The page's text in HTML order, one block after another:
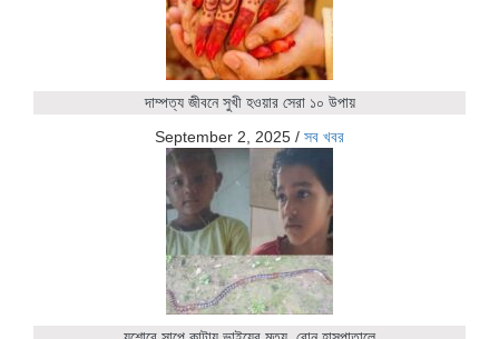
দাম্পত্য জীবনে সুখী হওয়ার সেরা ১০ উপায়
September 2, 2025 / সব খবর